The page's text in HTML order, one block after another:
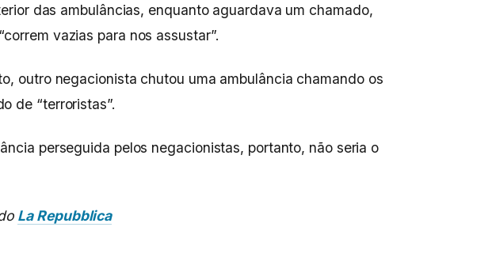
das ambulâncias, enquanto aguardava um chamado,
vazias para nos assustar”.
outro negacionista chutou uma ambulância chamando os
de “terroristas”.
perseguida pelos negacionistas, portanto, não seria o
La Repubblica